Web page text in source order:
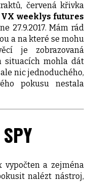
červená křivka
weeklys futures
27.9.2017.Mám rád
a na které se mohu
je zobrazovaná
situacích mohla dát
nic jednoduchého,
pokusu nestala
a zejména
nalézt nástroj,